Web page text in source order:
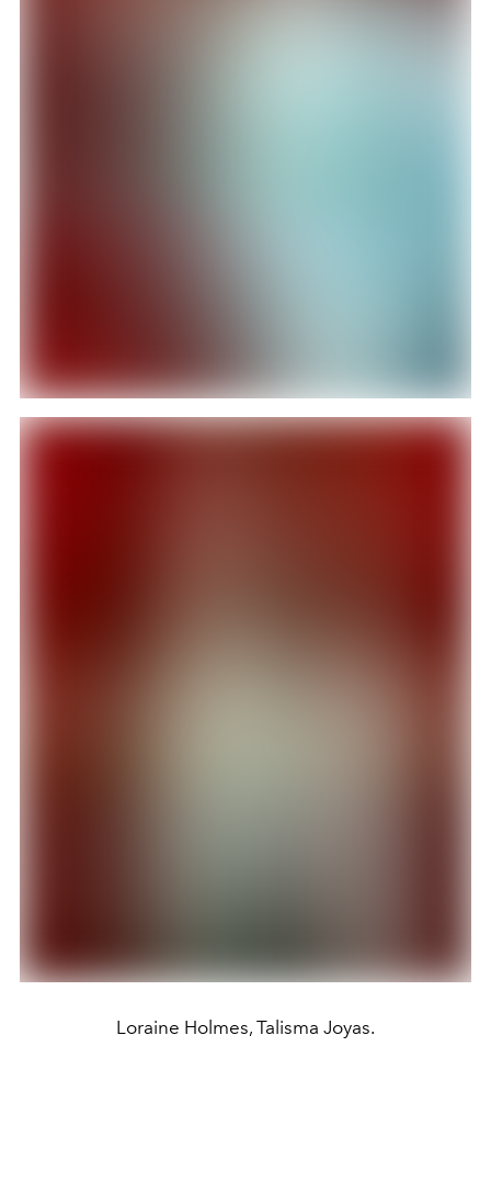
Loraine Holmes, Talisma Joyas.